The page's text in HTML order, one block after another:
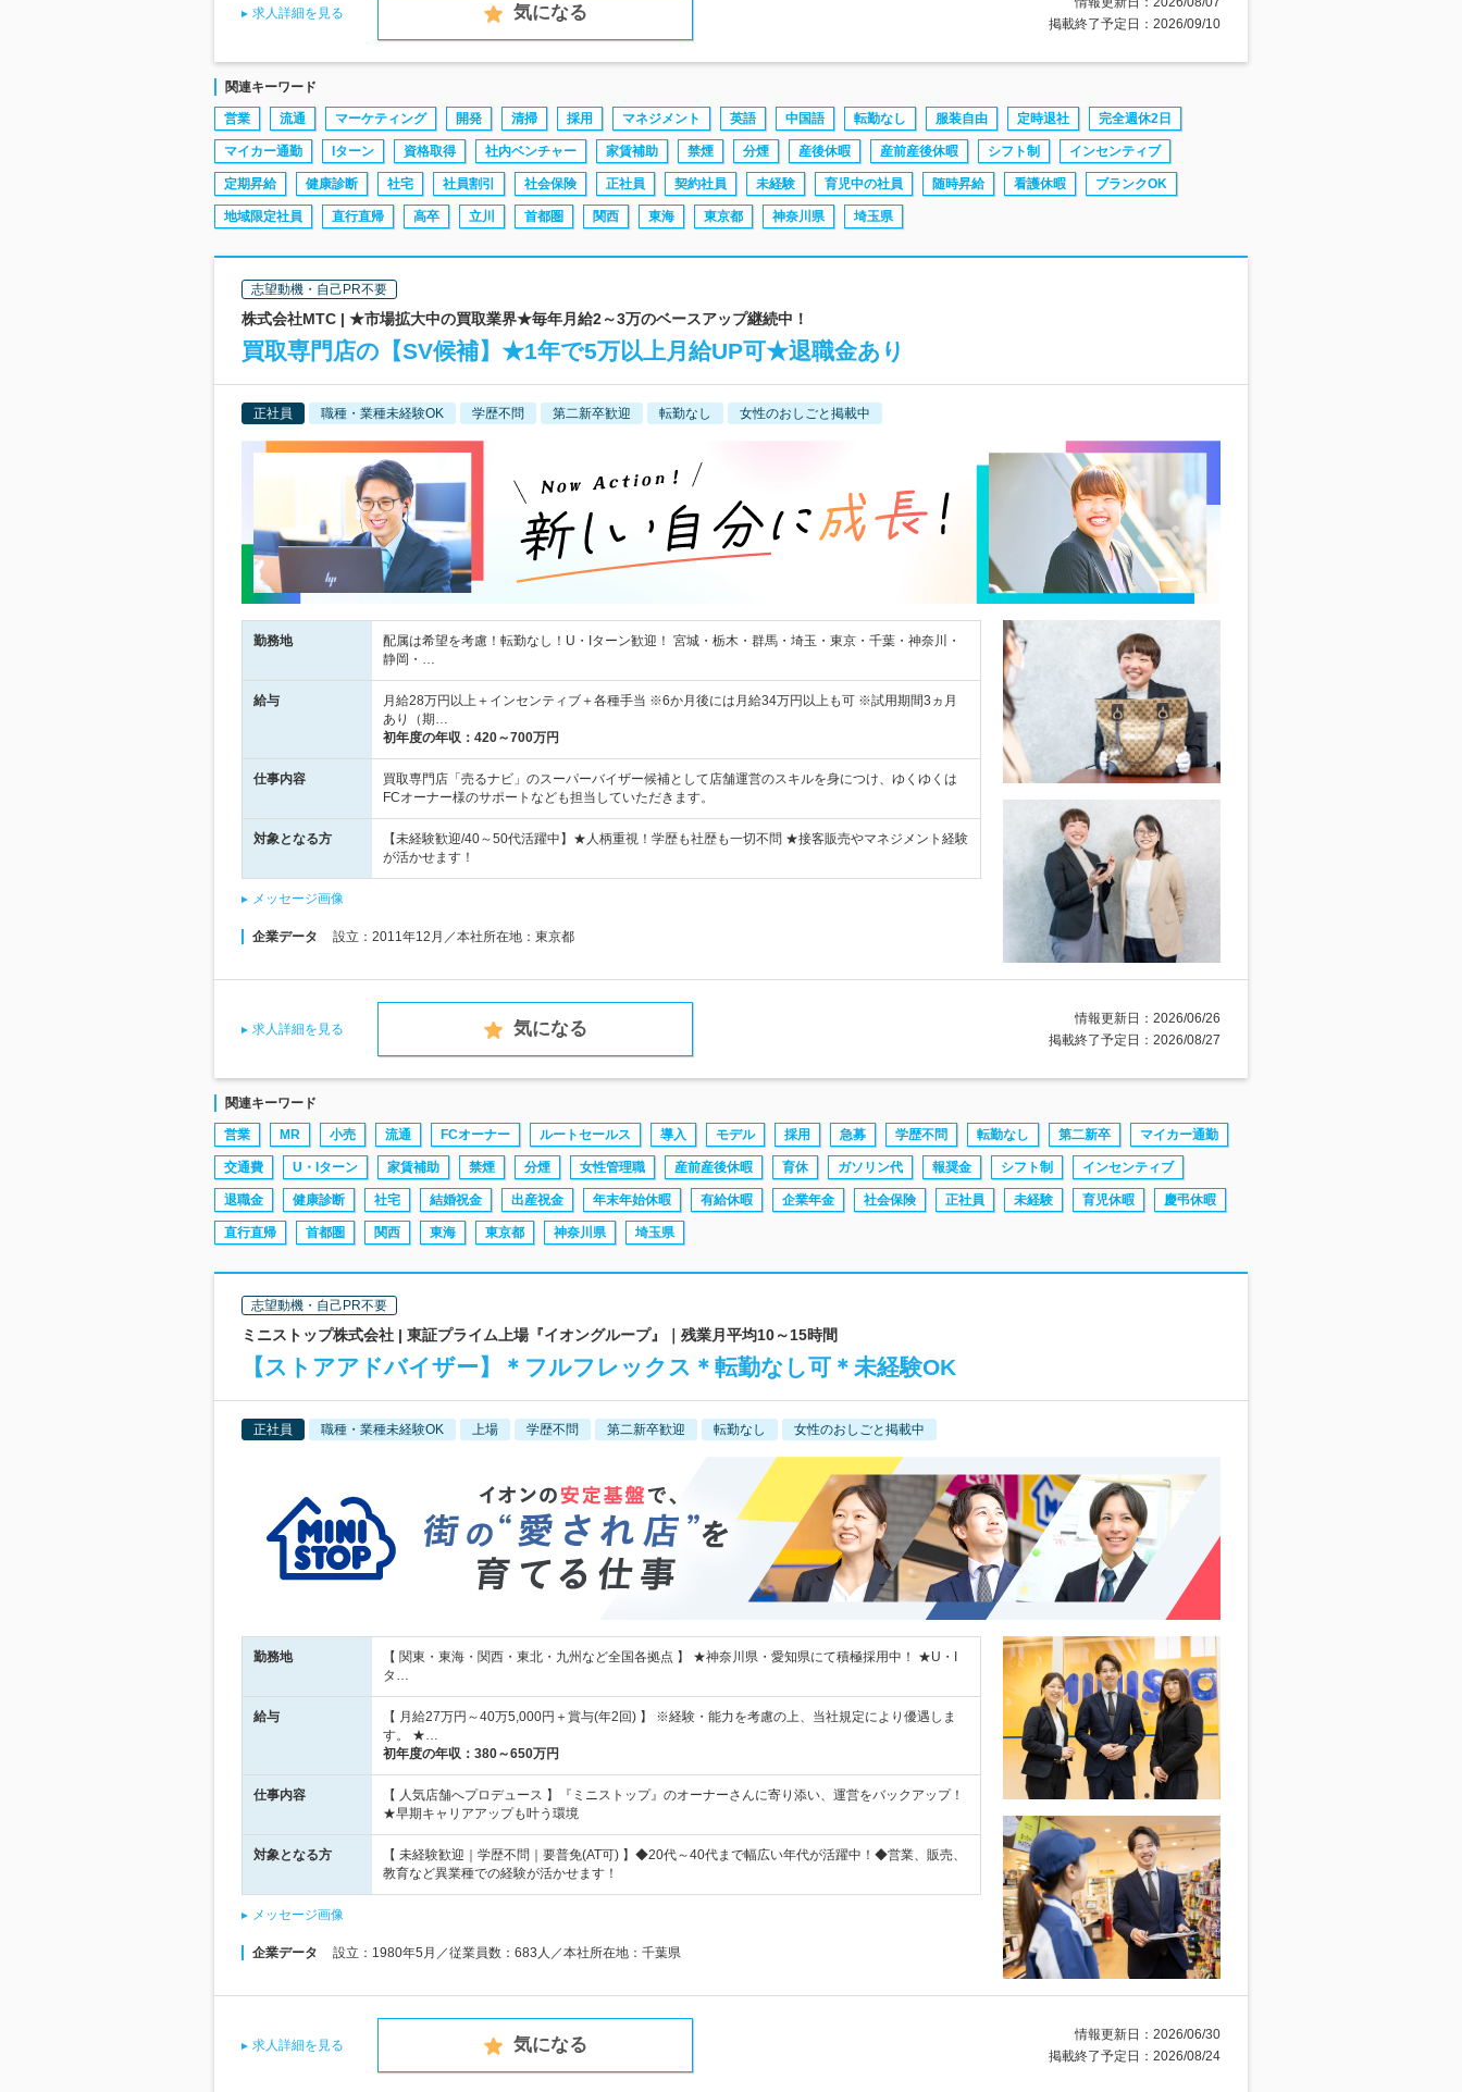
求人詳細を見る 気になる
掲載終了予定日：2026/09/10
関連キーワード
営業 流通 マーケティング 開発 清掃 採用 マネジメント 英語 中国語 転勤なし 服装自由 定時退社 完全週休2日
マイカー通勤 Iターン 資格取得 社内ベンチャー 家賃補助 禁煙 分煙 産後休暇 産前産後休暇 シフト制 インセンティブ
定期昇給 健康診断 社宅 社員割引 社会保険 正社員 契約社員 未経験 育児中の社員 随時昇給 看護休暇 ブランクOK
地域限定社員 直行直帰 高卒 立川 首都圏 関西 東海 東京都 神奈川県 埼玉県
志望動機・自己PR不要
株式会社MTC | ★市場拡大中の買取業界★毎年月給2～3万のベースアップ継続中！
買取専門店の【SV候補】★1年で5万以上月給UP可★退職金あり
正社員 職種・業種未経験OK 学歴不問 第二新卒歓迎 転勤なし 女性のおしごと掲載中
勤務地
配属は希望を考慮！転勤なし！U・Iターン歓迎！ 宮城・栃木・群馬・埼玉・東京・千葉・神奈川・
静岡・…
給与
月給28万円以上＋インセンティブ＋各種手当 ※6か月後には月給34万円以上も可 ※試用期間3ヵ月
あり（期…
初年度の年収： 420～700万円
仕事内容
買取専門店「売るナビ」のスーパーバイザー候補として店舗運営のスキルを身につけ、ゆくゆくは
FCオーナー様のサポートなども担当していただきます。
対象となる方
【未経験歓迎/40～50代活躍中】★人柄重視！学歴も社歴も一切不問 ★接客販売やマネジメント経験
が活かせます！
メッセージ画像
企業データ 設立：2011年12月／本社所在地：東京都
求人詳細を見る 気になる
情報更新日：2026/06/26
掲載終了予定日：2026/08/27
関連キーワード
営業 MR 小売 流通 FCオーナー ルートセールス 導入 モデル 採用 急募 学歴不問 転勤なし 第二新卒 マイカー通勤
交通費 U・Iターン 家賃補助 禁煙 分煙 女性管理職 産前産後休暇 育休 ガソリン代 報奨金 シフト制 インセンティブ
退職金 健康診断 社宅 結婚祝金 出産祝金 年末年始休暇 有給休暇 企業年金 社会保険 正社員 未経験 育児休暇 慶弔休暇
直行直帰 首都圏 関西 東海 東京都 神奈川県 埼玉県
志望動機・自己PR不要
ミニストップ株式会社 | 東証プライム上場『イオングループ』｜残業月平均10～15時間
【ストアアドバイザー】＊フルフレックス＊転勤なし可＊未経験OK
正社員 職種・業種未経験OK 上場 学歴不問 第二新卒歓迎 転勤なし 女性のおしごと掲載中
勤務地
【 関東・東海・関西・東北・九州など全国各拠点 】 ★神奈川県・愛知県にて積極採用中！ ★U・I
タ…
給与
【 月給27万円～40万5,000円＋賞与(年2回) 】 ※経験・能力を考慮の上、当社規定により優遇しま
す。 ★…
初年度の年収： 380～650万円
仕事内容
【 人気店舗へプロデュース 】『ミニストップ』のオーナーさんに寄り添い、運営をバックアップ！
★早期キャリアアップも叶う環境
対象となる方
【 未経験歓迎｜学歴不問｜要普免(AT可) 】◆20代～40代まで幅広い年代が活躍中！◆営業、販売、
教育など異業種での経験が活かせます！
メッセージ画像
企業データ 設立：1980年5月／従業員数：683人／本社所在地：千葉県
求人詳細を見る 気になる
情報更新日：2026/06/30
掲載終了予定日：2026/08/24